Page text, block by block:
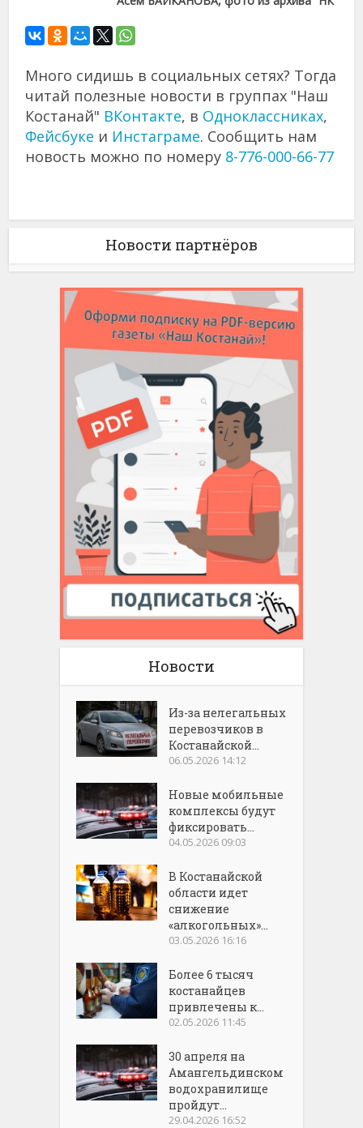
Много сидишь в социальных сетях? Тогда
читай полезные новости в группах "Наш
Костанай" ВКонтакте, в Одноклассниках,
Фейсбуке и Инстаграме. Сообщить нам
новость можно по номеру 8-776-000-66-77
Новости партнёров
Новости
Из-за нелегальных
перевозчиков в
Костанайской...
06.05.2026 14:12
Новые мобильные
комплексы будут
фиксировать...
04.05.2026 09:03
В Костанайской
области идет
снижение
«алкогольных»...
03.05.2026 16:16
Более 6 тысяч
костанайцев
привлечены к...
02.05.2026 11:45
30 апреля на
Амангельдинском
водохранилище
пройдут...
29.04.2026 16:52